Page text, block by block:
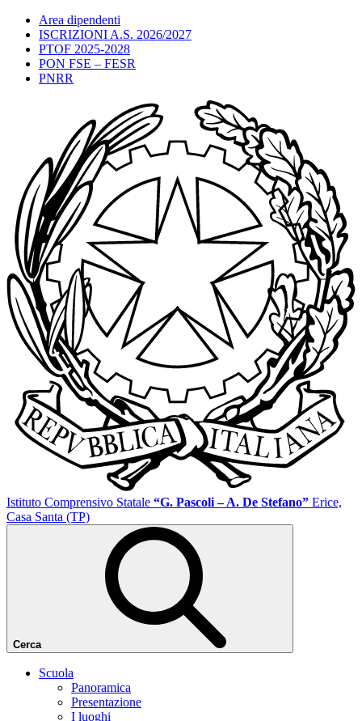
Area dipendenti
ISCRIZIONI A.S. 2026/2027
PTOF 2025-2028
PON FSE – FESR
PNRR
Istituto Comprensivo Statale “G. Pascoli – A. De Stefano” Erice,
Casa Santa (TP)
Cerca
Scuola
Panoramica
Presentazione
I luoghi